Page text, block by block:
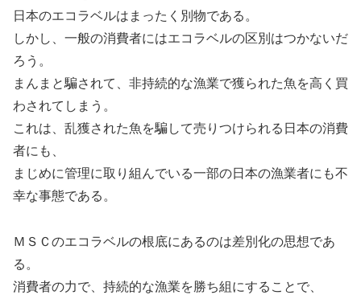
日本のエコラベルはまったく別物である。
しかし、一般の消費者にはエコラベルの区別はつかないだ
ろう。
まんまと騙されて、非持続的な漁業で獲られた魚を高く買
わされてしまう。
これは、乱獲された魚を騙して売りつけられる日本の消費
者にも、
まじめに管理に取り組んでいる一部の日本の漁業者にも不
幸な事態である。
ＭＳＣのエコラベルの根底にあるのは差別化の思想であ
る。
消費者の力で、持続的な漁業を勝ち組にすることで、